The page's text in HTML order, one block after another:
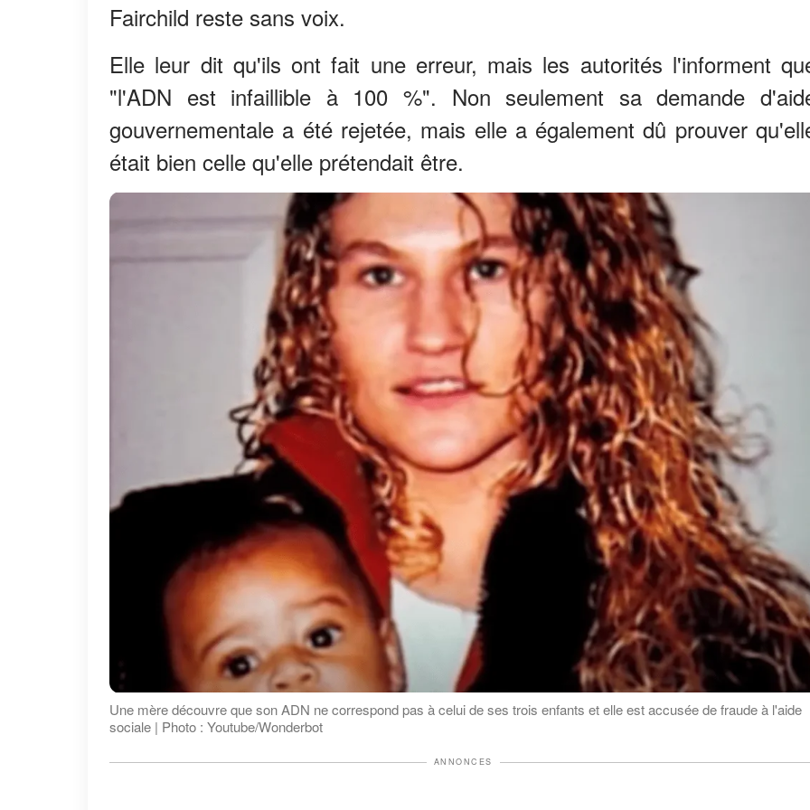
Fairchild reste sans voix.
Elle leur dit qu'ils ont fait une erreur, mais les autorités l'informent
"l'ADN est infaillible à 100 %". Non seulement sa demande
gouvernementale a été rejetée, mais elle a également dû prouver
était bien celle qu'elle prétendait être.
Une mère découvre que son ADN ne correspond pas à celui de ses trois enfants et elle est accusée de fraude à l'aide
sociale | Photo : Youtube/Wonderbot
ANNONCES